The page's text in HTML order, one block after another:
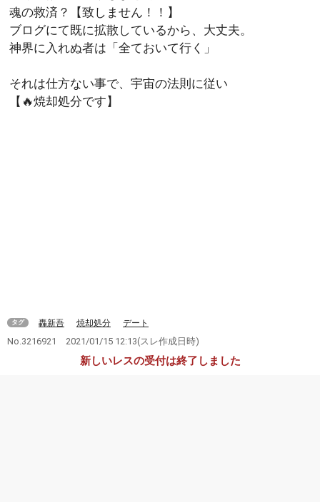
魂の救済？【致しません！！】
ブログにて既に拡散しているから、大丈夫。
神界に入れぬ者は「全ておいて行く」
それは仕方ない事で、宇宙の法則に従い
【🔥焼却処分です】
タグ 轟新吾 焼却処分 デート
No.3216921 2021/01/15 12:13(スレ作成日時)
新しいレスの受付は終了しました